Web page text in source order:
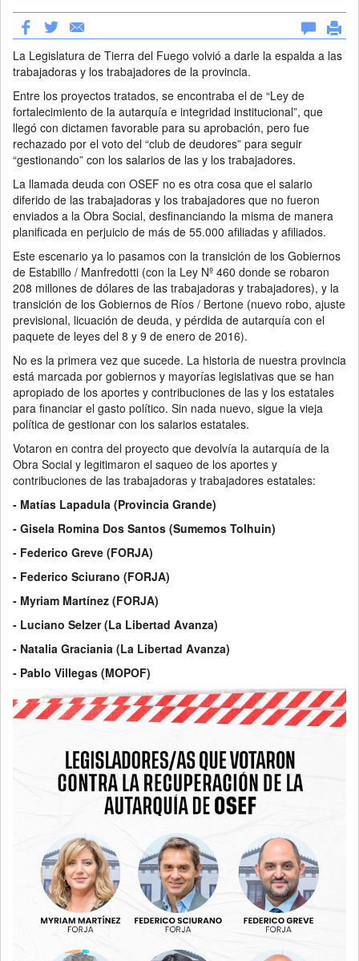
La Legislatura de Tierra del Fuego volvió a darle la espalda a las
trabajadoras y los trabajadores de la provincia.
Entre los proyectos tratados, se encontraba el de “Ley de
fortalecimiento de la autarquía e integridad institucional”, que
llegó con dictamen favorable para su aprobación, pero fue
rechazado por el voto del “club de deudores” para seguir
“gestionando” con los salarios de las y los trabajadores.
La llamada deuda con OSEF no es otra cosa que el salario
diferido de las trabajadoras y los trabajadores que no fueron
enviados a la Obra Social, desfinanciando la misma de manera
planificada en perjuicio de más de 55.000 afiliadas y afiliados.
Este escenario ya lo pasamos con la transición de los Gobiernos
de Estabillo / Manfredotti (con la Ley Nº 460 donde se robaron
208 millones de dólares de las trabajadoras y trabajadores), y la
transición de los Gobiernos de Ríos / Bertone (nuevo robo, ajuste
previsional, licuación de deuda, y pérdida de autarquía con el
paquete de leyes del 8 y 9 de enero de 2016).
No es la primera vez que sucede. La historia de nuestra provincia
está marcada por gobiernos y mayorías legislativas que se han
apropiado de los aportes y contribuciones de las y los estatales
para financiar el gasto político. Sin nada nuevo, sigue la vieja
política de gestionar con los salarios estatales.
Votaron en contra del proyecto que devolvía la autarquía de la
Obra Social y legitimaron el saqueo de los aportes y
contribuciones de las trabajadoras y trabajadores estatales:
- Matías Lapadula (Provincia Grande)
- Gisela Romina Dos Santos (Sumemos Tolhuin)
- Federico Greve (FORJA)
- Federico Sciurano (FORJA)
- Myriam Martínez (FORJA)
- Luciano Selzer (La Libertad Avanza)
- Natalia Graciania (La Libertad Avanza)
- Pablo Villegas (MOPOF)